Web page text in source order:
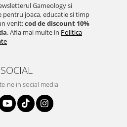
Gameology si
pentru joaca, educatie si timp
venit:cod de discount 10%
. Afla mai multe in Politica
SOCIAL
ne in social media